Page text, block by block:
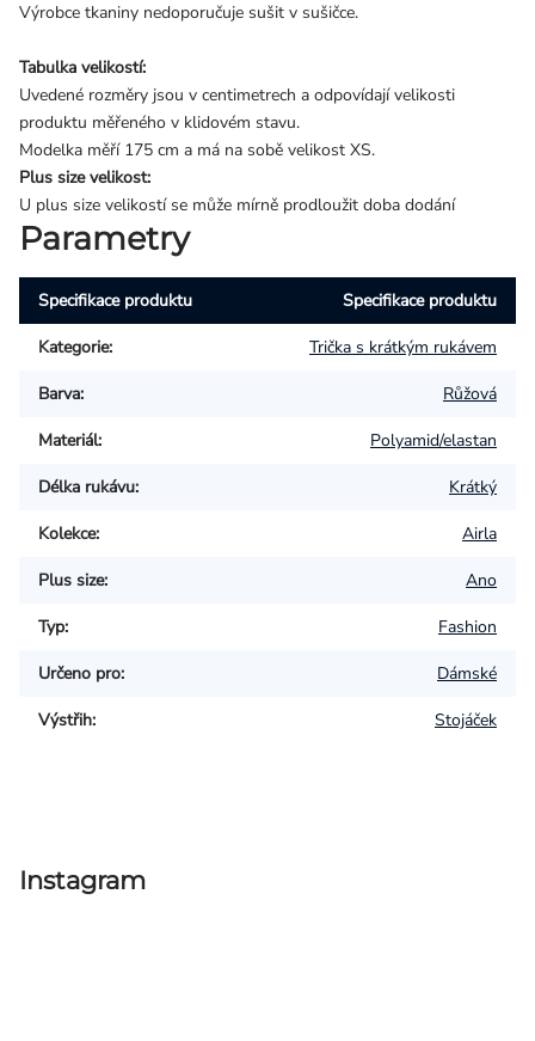
Výrobce tkaniny nedoporučuje sušit v sušičce.
Tabulka velikostí:
Uvedené rozměry jsou v centimetrech a odpovídají velikosti
produktu měřeného v klidovém stavu.
Modelka měří 175 cm a má na sobě velikost XS.
Plus size velikost:
U plus size velikostí se může mírně prodloužit doba dodání
Parametry
Specifikace produktu Specifikace produktu
Kategorie: Trička s krátkým rukávem
Barva: Růžová
Materiál: Polyamid/elastan
Délka rukávu: Krátký
Kolekce: Airla
Plus size: Ano
Typ: Fashion
Určeno pro: Dámské
Výstřih: Stojáček
Instagram